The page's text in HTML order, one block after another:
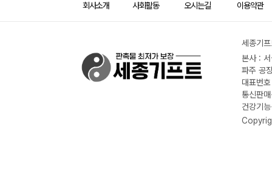
회사소개 사회활동 오시는길 이용약관
세종기
본사 :
파주 공
대표번
통신판
건강기